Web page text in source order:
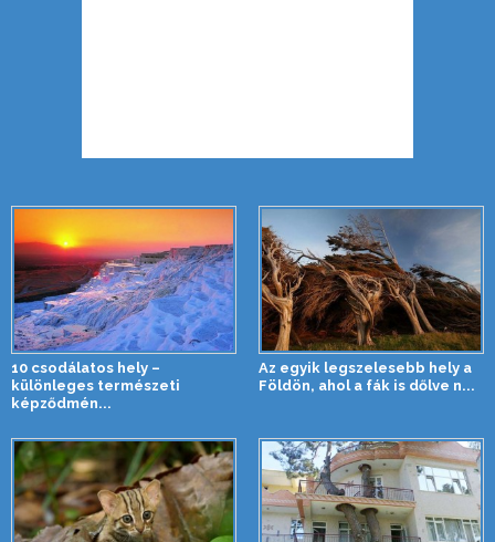
10 csodálatos hely –
különleges természeti
képződmén...
Az egyik legszelesebb hely a
Földön, ahol a fák is dőlve n...